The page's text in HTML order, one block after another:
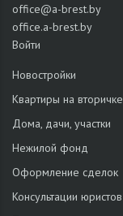
office@a-brest.by
office.a-brest.by
Войти
Новостройки
Квартиры на вторичке
Дома, дачи, участки
Нежилой фонд
Оформление сделок
Консультации юристов